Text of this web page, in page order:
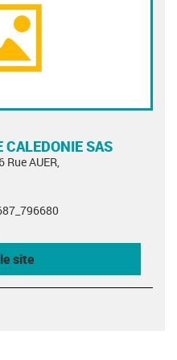
CALEDONIE SAS
Rue AUER,
site